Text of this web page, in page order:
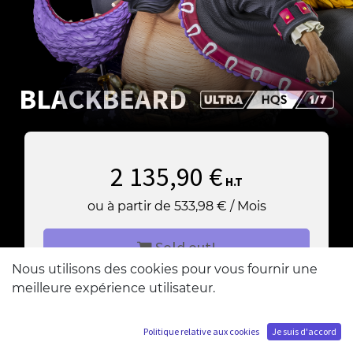
BLACKBEARD
2 135,90 € H.T
ou à partir de 533,98€ / Mois
Sold out!
M'ajouter à la liste d'attente
Nous utilisons des cookies pour vous fournir une
meilleure expérience utilisateur.
Politique relative aux cookies Je suis d'accord